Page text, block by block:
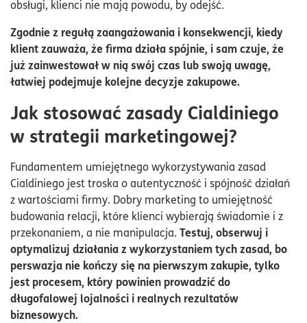
obsługi, klienci nie mają powodu, by odejść.
Zgodnie z regułą zaangażowania i konsekwencji, kiedy
klient zauważa, że firma działa spójnie, i sam czuje, że
już zainwestował w nią swój czas lub swoją uwagę,
łatwiej podejmuje kolejne decyzje zakupowe.
Jak stosować zasady Cialdiniego
w strategii marketingowej?
Fundamentem umiejętnego wykorzystywania zasad
Cialdiniego jest troska o autentyczność i spójność działań
z wartościami firmy. Dobry marketing to umiejętność
budowania relacji, które klienci wybierają świadomie i z
przekonaniem, a nie manipulacja. Testuj, obserwuj i
optymalizuj działania z wykorzystaniem tych zasad, bo
perswazja nie kończy się na pierwszym zakupie, tylko
jest procesem, który powinien prowadzić do
długofalowej lojalności i realnych rezultatów
biznesowych.